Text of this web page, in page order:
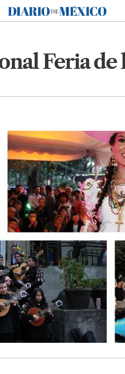
Diario de México
Feria de